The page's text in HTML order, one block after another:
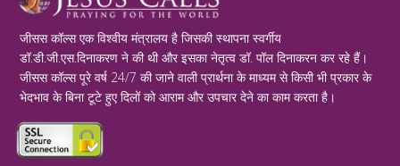
जीसस कॉल्स एक विश्वीय मंत्रालय है जिसकी स्थापना स्वर्गीय
डॉ.डी.जी.एस.दिनाकरण ने की थी और इसका नेतृत्व डॉ. पॉल दिनाकरन कर रहे हैं।
जीसस कॉल्स पूरे वर्ष 24/7 की जाने वाली प्रार्थना के माध्यम से किसी भी प्रकार के
भेदभाव के बिना टूटे हुए दिलों को आराम और उपचार देने का काम करता है।